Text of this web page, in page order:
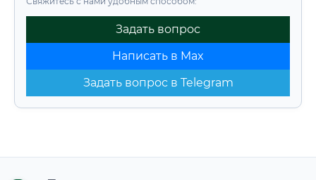
Задать вопрос
Написать в Max
Задать вопрос в Telegram